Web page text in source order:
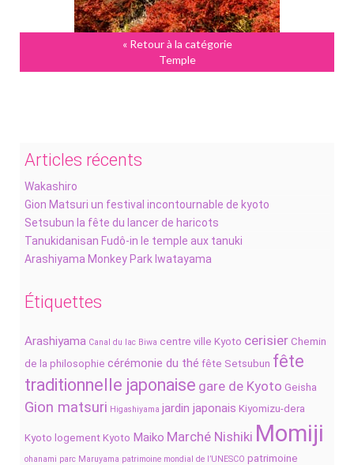
« Retour à la catégorie
Temple
Articles récents
Wakashiro
Gion Matsuri un festival incontournable de kyoto
Setsubun la fête du lancer de haricots
Tanukidanisan Fudô-in le temple aux tanuki
Arashiyama Monkey Park Iwatayama
Étiquettes
Arashiyama Canal du lac Biwa centre ville Kyoto cerisier Chemin
de la philosophie cérémonie du thé fête Setsubun fête
traditionnelle japonaise gare de Kyoto Geisha
Gion matsuri Higashiyama jardin japonais Kiyomizu-dera
Kyoto logement Kyoto Maiko Marché Nishiki Momiji
ohanami parc Maruyama patrimoine mondial de l’UNESCO patrimoine